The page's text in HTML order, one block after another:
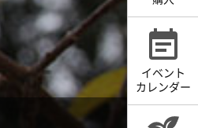
イベント
カレンダー